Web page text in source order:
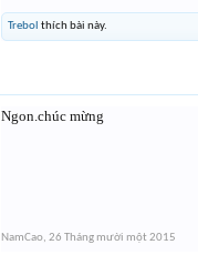
Trebol thích bài này.
Ngon.chúc mừng
NamCao, 26 Tháng mười một 2015